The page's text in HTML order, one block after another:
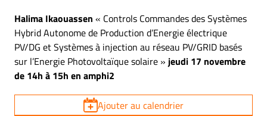
Halima Ikaouassen « Controls Commandes des Systèmes
Hybrid Autonome de Production d’Energie électrique
PV/DG et Systèmes à injection au réseau PV/GRID basés
sur l’Energie Photovoltaïque solaire » jeudi 17 novembre
de 14h à 15h en amphi2
Ajouter au calendrier